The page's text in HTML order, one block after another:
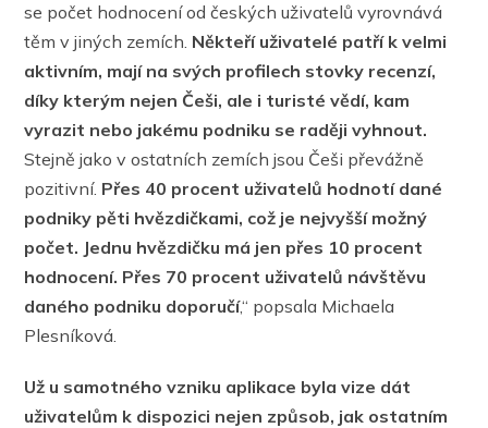
se počet hodnocení od českých uživatelů vyrovnává
těm v jiných zemích. Někteří uživatelé patří k velmi
aktivním, mají na svých profilech stovky recenzí,
díky kterým nejen Češi, ale i turisté vědí, kam
vyrazit nebo jakému podniku se raději vyhnout.
Stejně jako v ostatních zemích jsou Češi převážně
pozitivní. Přes 40 procent uživatelů hodnotí dané
podniky pěti hvězdičkami, což je nejvyšší možný
počet. Jednu hvězdičku má jen přes 10 procent
hodnocení. Přes 70 procent uživatelů návštěvu
daného podniku doporučí,“ popsala Michaela
Plesníková.
Už u samotného vzniku aplikace byla vize dát
uživatelům k dispozici nejen způsob, jak ostatním